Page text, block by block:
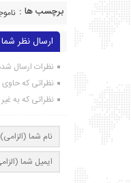
برچسب ها :
ارسال نظر شما
نظرات ارسال
نظراتی که
نظراتی که به